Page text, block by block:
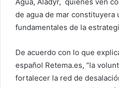
Agua, Aladyr, quienes ven
de agua de mar constituyera
fundamentales de la
De acuerdo con lo que
español Retema.es, “la
fortalecer la red de